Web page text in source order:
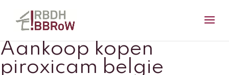
Aankoop kopen
piroxicam belgie